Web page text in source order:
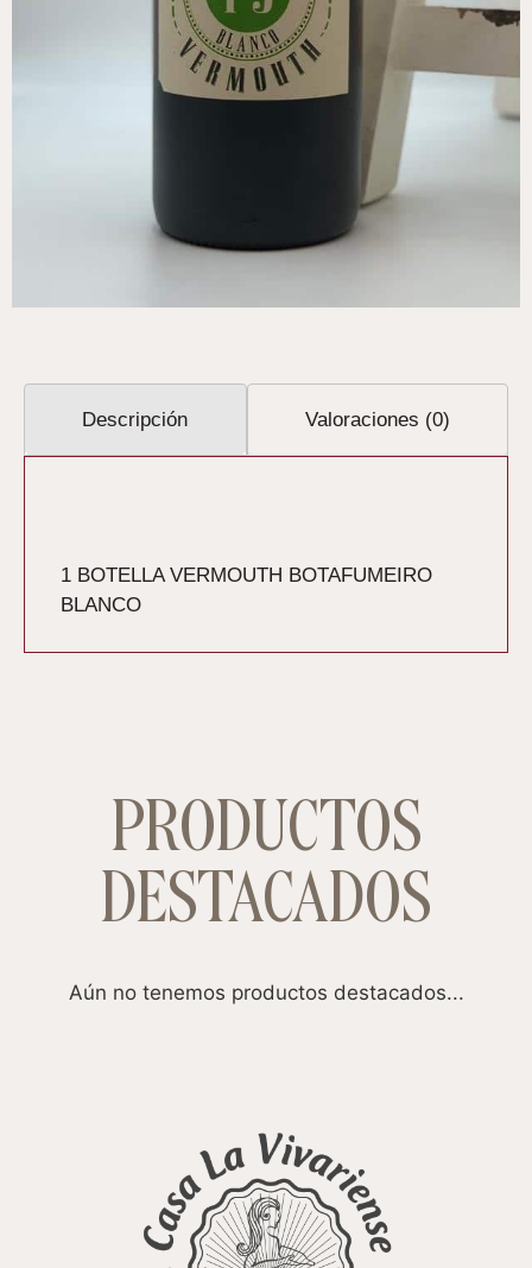
Descripción Valoraciones (0)
1 BOTELLA VERMOUTH BOTAFUMEIRO
BLANCO
PRODUCTOS
DESTACADOS
Aún no tenemos productos destacados...